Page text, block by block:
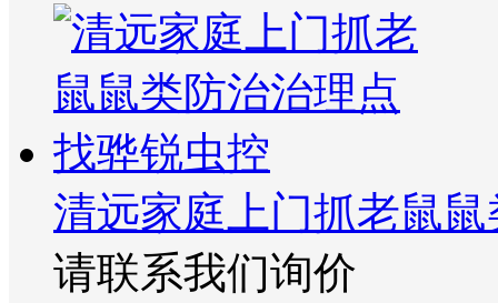
清远家庭上门抓老鼠
请联系我们询价